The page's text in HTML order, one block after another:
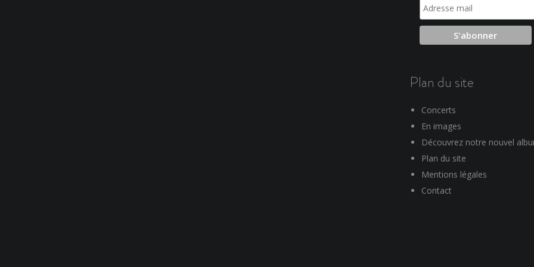
Plan du site
Concerts
En images
Découvrez notre nouvel
Plan du site
Mentions légales
Contact